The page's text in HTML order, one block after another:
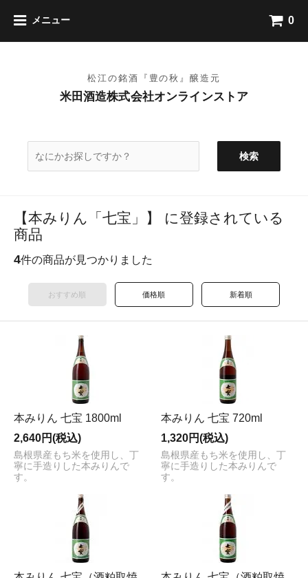
メニュー 0
検索
【本みりん「七宝」】 に登録されている
商品
4件の商品が見つかりました
おすすめ順 価格順 新着順
本みりん 七宝 1800ml
2,640円(税込)
島根県産もち米を使用し、丁
寧に手造りした本みりんで
す。
本みりん 七宝 720ml
1,320円(税込)
島根県産もち米を使用し、丁
寧に手造りした本みりんで
す。